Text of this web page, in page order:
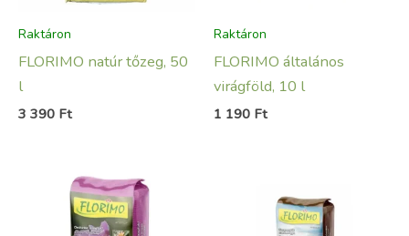
Raktáron
FLORIMO natúr tőzeg, 50
l
3 390 Ft
Raktáron
FLORIMO általános
virágföld, 10 l
1 190 Ft